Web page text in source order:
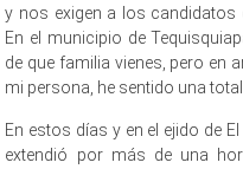
y nos exigen a los
En el municipio de
de que familia vienes, pero
mi persona, he sentido una
En estos días y en el ejido de
extendió por más de una